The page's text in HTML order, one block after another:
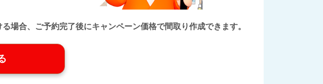
場合、ご予約完了後にキャンペーン価格で間取り作成できます。